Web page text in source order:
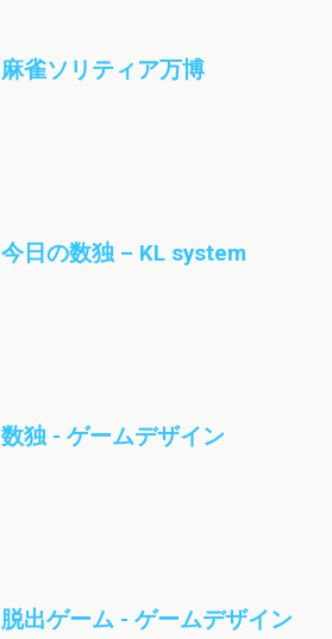
麻雀ソリティア万博
今日の数独 – KL system
数独 - ゲームデザイン
脱出ゲーム - ゲームデザイン